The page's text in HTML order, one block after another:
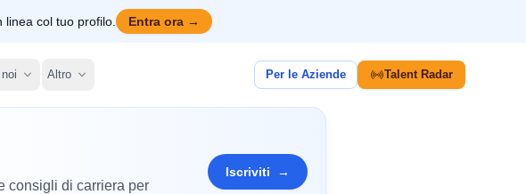
col tuo profilo. Entra ora →
Altro Per le Aziende Talent Radar
consigli di carriera per
Iscriviti →